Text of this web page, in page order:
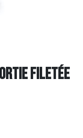
filetée